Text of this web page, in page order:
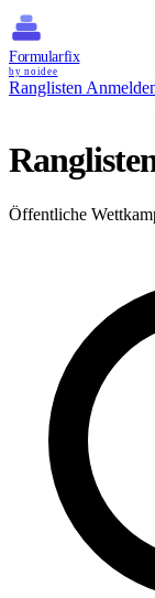
Formularfix
by noidee
Ranglisten
Öffentliche